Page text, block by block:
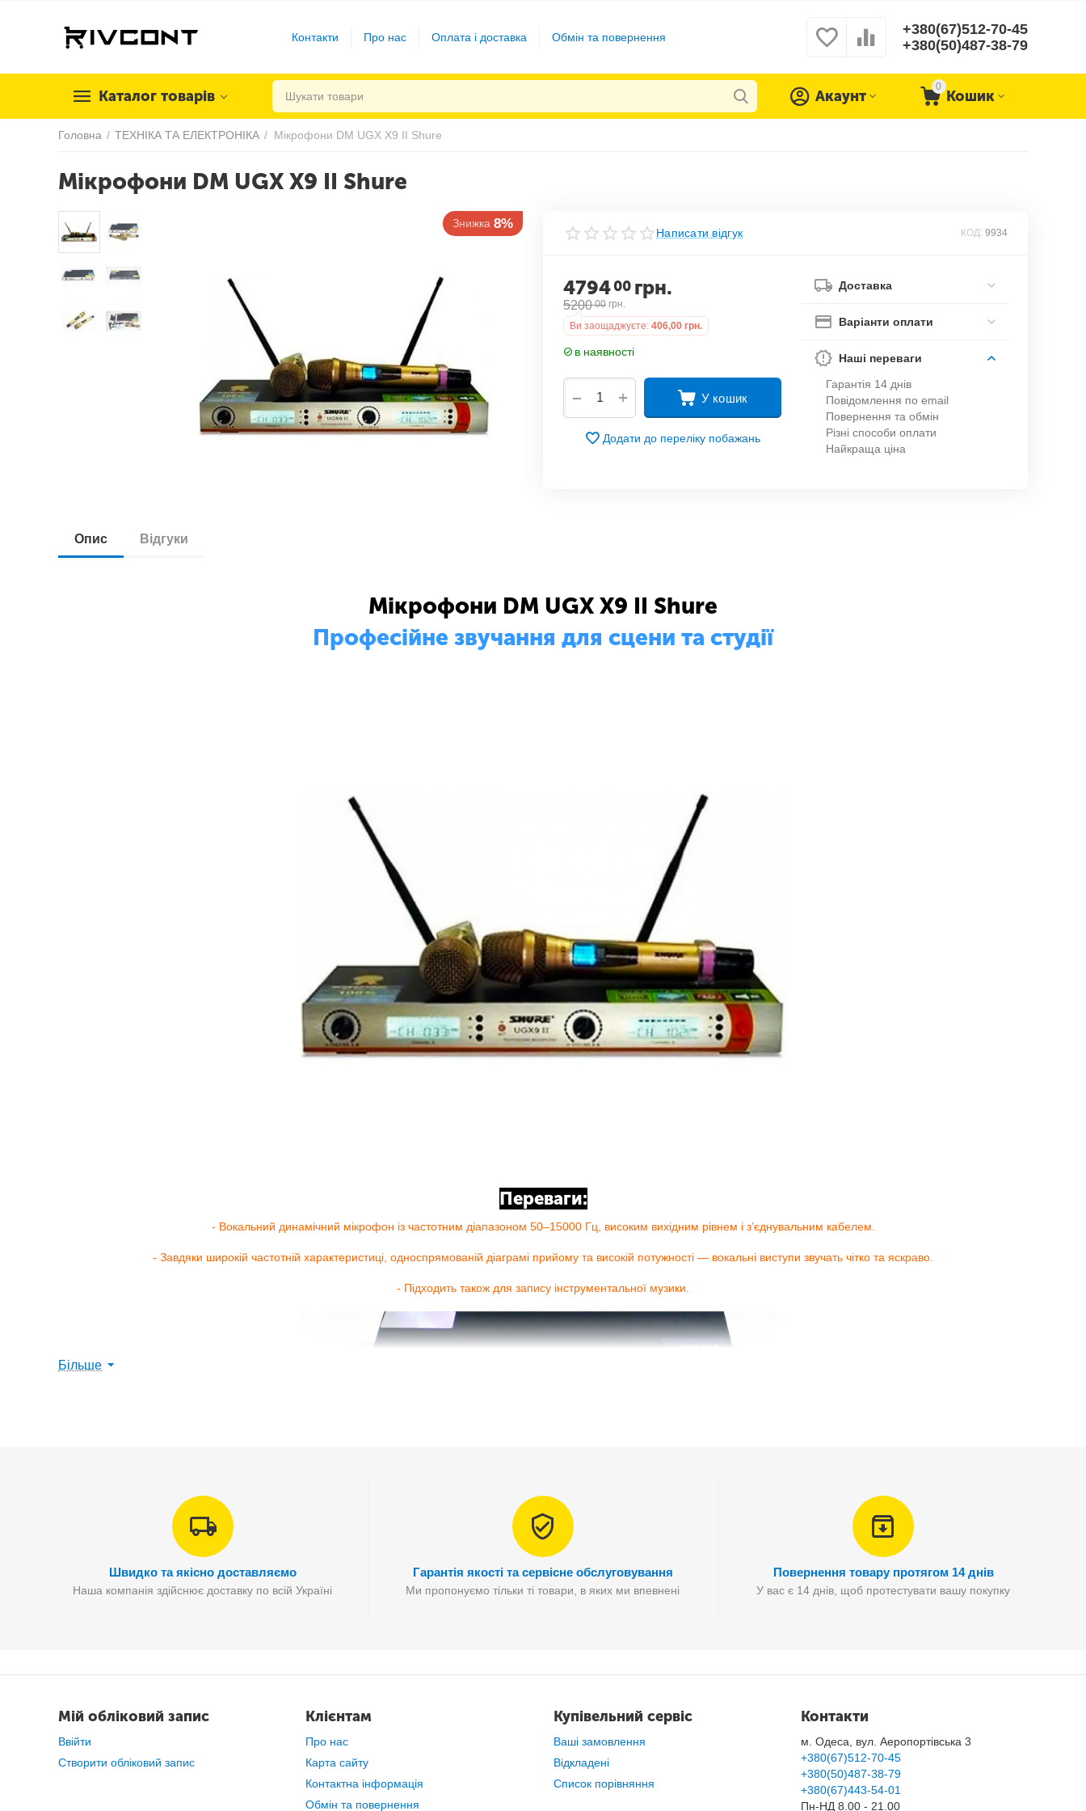
Контакти Про нас Оплата і доставка Обмін та повернення
+380(67)512-70-45
+380(50)487-38-79
Каталог товарів
0
Кошик
Акаунт
Головна / ТЕХНІКА ТА ЕЛЕКТРОНІКА / Мікрофони DM UGX X9 II Shure
Мікрофони DM UGX X9 II Shure
Знижка
Написати відгук КОД: 9934
479400 грн.
5200 00 грн.
Ви заощаджуєте: 406,00 грн.
в наявності
+
− У кошик
Додати до переліку побажань
Доставка
Варіанти оплати
Наші переваги
Гарантія 14 днів
Повідомлення по email
Повернення та обмін
Різні способи оплати
Найкраща ціна
Опис Відгуки
Мікрофони DM UGX X9 II Shure
Професійне звучання для сцени та студії
Переваги:
- Вокальний динамічний мікрофон із частотним діапазоном 50–15000 Гц, високим вихідним рівнем і з’єднувальним кабелем.
- Завдяки широкій частотній характеристиці, односпрямованій діаграмі прийому та високій потужності — вокальні виступи звучать чітко та яскраво.
- Підходить також для запису інструментальної музики.
Особливості:
Більше
Швидко та якісно доставляємо
Наша компанія здійснює доставку по всій Україні
Гарантія якості та сервісне обслуговування
Ми пропонуємо тільки ті товари, в яких ми впевнені
Повернення товару протягом 14 днів
У вас є 14 днів, щоб протестувати вашу покупку
Мій обліковий запис
Ввійти
Створити обліковий запис
Клієнтам
Про нас
Карта сайту
Контактна інформація
Обмін та повернення
Купівельний сервіс
Ваші замовлення
Відкладені
Список порівняння
Контакти
м. Одеса, вул. Аеропортівська 3
+380(67)512-70-45
+380(50)487-38-79
+380(67)443-54-01
Пн-НД 8.00 - 21.00